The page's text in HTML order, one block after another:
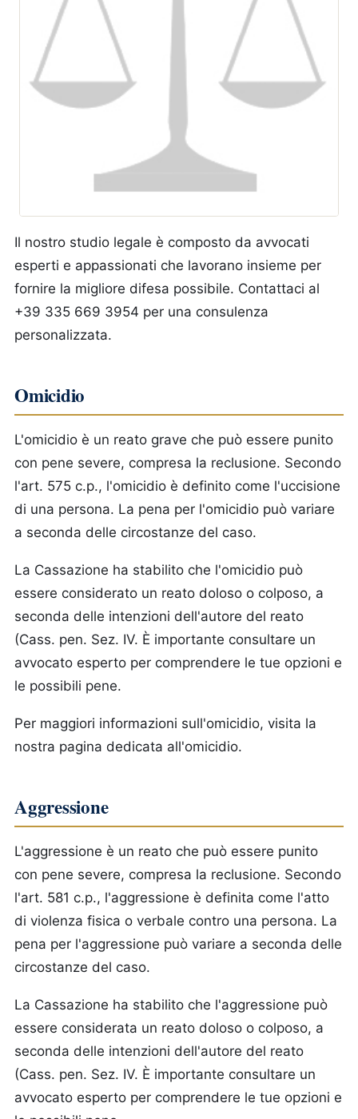
Il nostro studio legale è composto da avvocati
esperti e appassionati che lavorano insieme per
fornire la migliore difesa possibile. Contattaci al
+39 335 669 3954 per una consulenza
personalizzata.
Omicidio
L'omicidio è un reato grave che può essere punito
con pene severe, compresa la reclusione. Secondo
l'art. 575 c.p., l'omicidio è definito come l'uccisione
di una persona. La pena per l'omicidio può variare
a seconda delle circostanze del caso.
La Cassazione ha stabilito che l'omicidio può
essere considerato un reato doloso o colposo, a
seconda delle intenzioni dell'autore del reato
(Cass. pen. Sez. IV. È importante consultare un
avvocato esperto per comprendere le tue opzioni e
le possibili pene.
Per maggiori informazioni sull'omicidio, visita la
nostra pagina dedicata all'omicidio.
Aggressione
L'aggressione è un reato che può essere punito
con pene severe, compresa la reclusione. Secondo
l'art. 581 c.p., l'aggressione è definita come l'atto
di violenza fisica o verbale contro una persona. La
pena per l'aggressione può variare a seconda delle
circostanze del caso.
La Cassazione ha stabilito che l'aggressione può
essere considerata un reato doloso o colposo, a
seconda delle intenzioni dell'autore del reato
(Cass. pen. Sez. IV. È importante consultare un
avvocato esperto per comprendere le tue opzioni e